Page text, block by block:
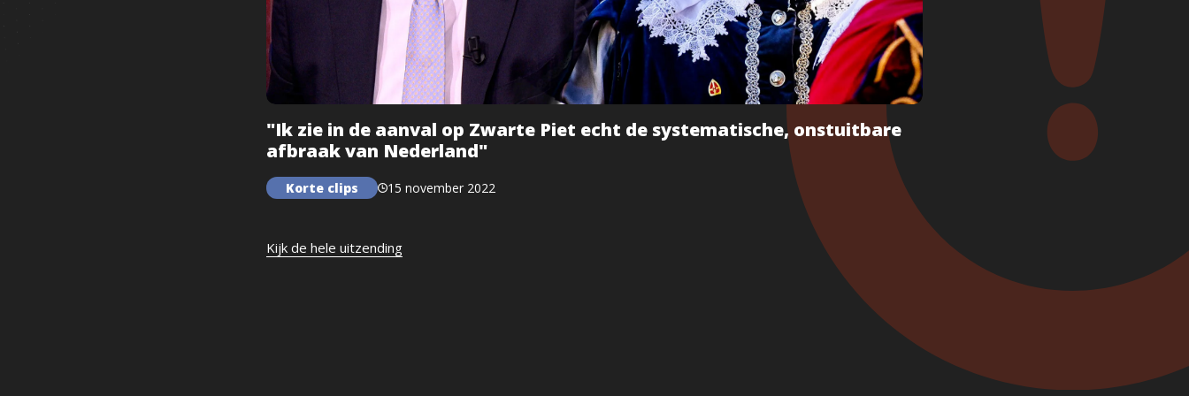
"Ik zie in de aanval op Zwarte Piet echt de systematische, onstuitbare
afbraak van Nederland"
Korte clips 15 november 2022
Kijk de hele uitzending